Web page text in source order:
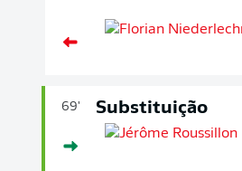
69' Substituição